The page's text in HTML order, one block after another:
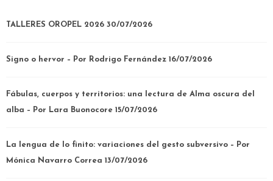
TALLERES OROPEL 2026 30/07/2026
Signo o hervor – Por Rodrigo Fernández 16/07/2026
Fábulas, cuerpos y territorios: una lectura de Alma oscura del
alba – Por Lara Buonocore 15/07/2026
La lengua de lo finito: variaciones del gesto subversivo – Por
Mónica Navarro Correa 13/07/2026